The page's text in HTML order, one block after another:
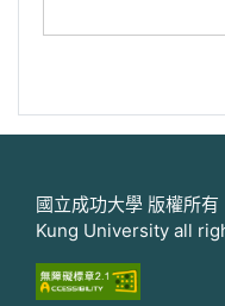
國立成功大學 版權所
Kung University all